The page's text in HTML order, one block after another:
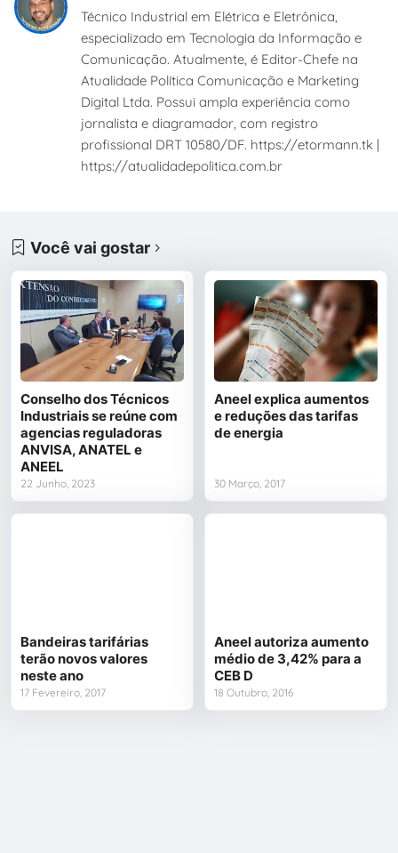
Técnico Industrial em Elétrica e Eletrônica,
especializado em Tecnologia da Informação e
Comunicação. Atualmente, é Editor-Chefe na
Atualidade Política Comunicação e Marketing
Digital Ltda. Possui ampla experiência como
jornalista e diagramador, com registro
profissional DRT 10580/DF. https://etormann.tk |
https://atualidadepolitica.com.br
Você vai gostar
Conselho dos Técnicos
Industriais se reúne com
agencias reguladoras
ANVISA, ANATEL e
ANEEL
22 Junho, 2023
Aneel explica aumentos
e reduções das tarifas
de energia
30 Março, 2017
Bandeiras tarifárias
terão novos valores
neste ano
17 Fevereiro, 2017
Aneel autoriza aumento
médio de 3,42% para a
CEB D
18 Outubro, 2016